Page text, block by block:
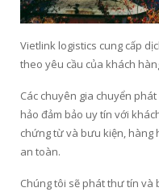
Vietlink logistics cung cấp
theo yêu cầu của khách
Các chuyên gia chuyển
hảo đảm bảo uy tín với
chứng từ và bưu kiện, hàng
an toàn.
Chúng tôi sẽ phát thư tín và